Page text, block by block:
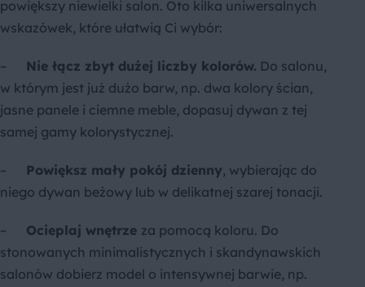
powiększy niewielki salon. Oto kilka uniwersalnych
wskazówek, które ułatwią Ci wybór:
– Nie łącz zbyt dużej liczby kolorów. Do salonu,
w którym jest już dużo barw, np. dwa kolory ścian,
jasne panele i ciemne meble, dopasuj dywan z tej
samej gamy kolorystycznej.
– Powiększ mały pokój dzienny, wybierając do
niego dywan beżowy lub w delikatnej szarej tonacji.
– Ocieplaj wnętrze za pomocą koloru. Do
stonowanych minimalistycznych i skandynawskich
salonów dobierz model o intensywnej barwie, np.